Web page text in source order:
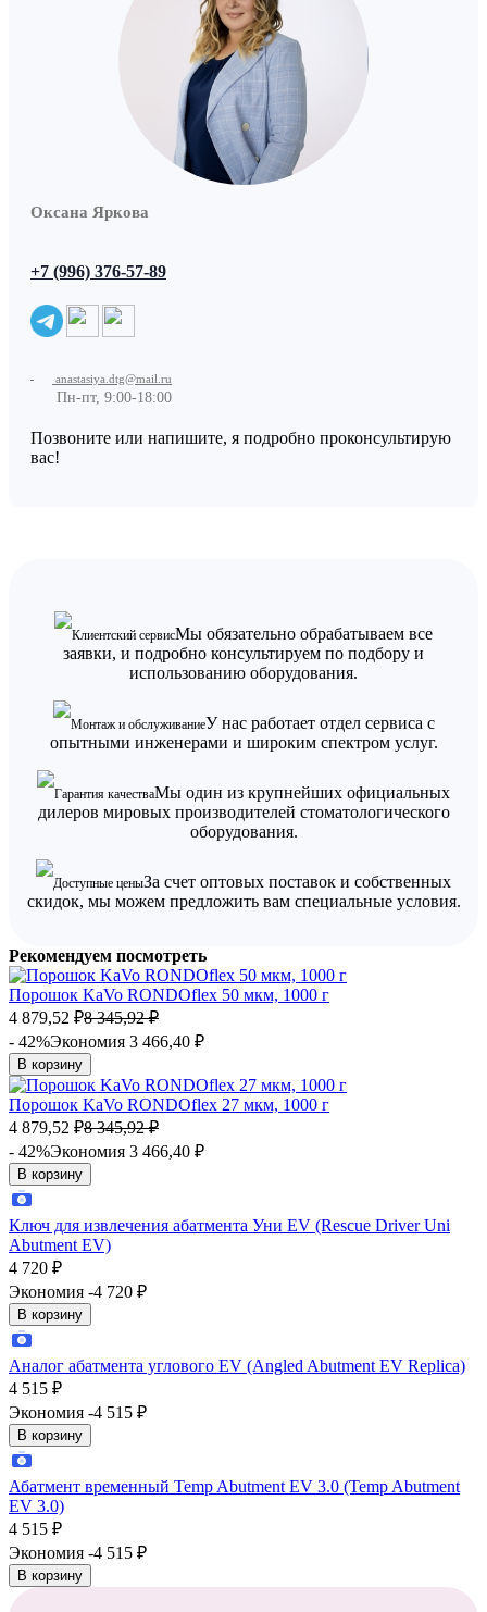
Оксана Яркова
+7 (996) 376-57-89
anastasiya.dtg@mail.ru
Пн-пт, 9:00-18:00
Позвоните или напишите, я подробно проконсультирую
вас!
Клиентский сервисМы обязательно обрабатываем все
заявки, и подробно консультируем по подбору и
использованию оборудования.
Монтаж и обслуживаниеУ нас работает отдел сервиса с
опытными инженерами и широким спектром услуг.
Гарантия качестваМы один из крупнейших официальных
дилеров мировых производителей стоматологического
оборудования.
Доступные ценыЗа счет оптовых поставок и собственных
скидок, мы можем предложить вам специальные условия.
Рекомендуем посмотреть
Порошок KaVo RONDOflex 50 мкм, 1000 г
4 879,52 ₽8 345,92 ₽
- 42%Экономия 3 466,40 ₽
В корзину
Порошок KaVo RONDOflex 27 мкм, 1000 г
4 879,52 ₽8 345,92 ₽
- 42%Экономия 3 466,40 ₽
В корзину
Ключ для извлечения абатмента Уни EV (Rescue Driver Uni
Abutment EV)
4 720 ₽
Экономия -4 720 ₽
В корзину
Аналог абатмента углового EV (Angled Abutment EV Replica)
4 515 ₽
Экономия -4 515 ₽
В корзину
Абатмент временный Temp Abutment EV 3.0 (Temp Abutment
EV 3.0)
4 515 ₽
Экономия -4 515 ₽
В корзину